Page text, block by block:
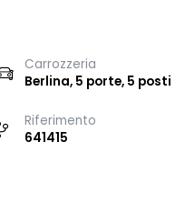
Carrozzeria
Berlina, 5 porte, 5 posti
Riferimento
641415